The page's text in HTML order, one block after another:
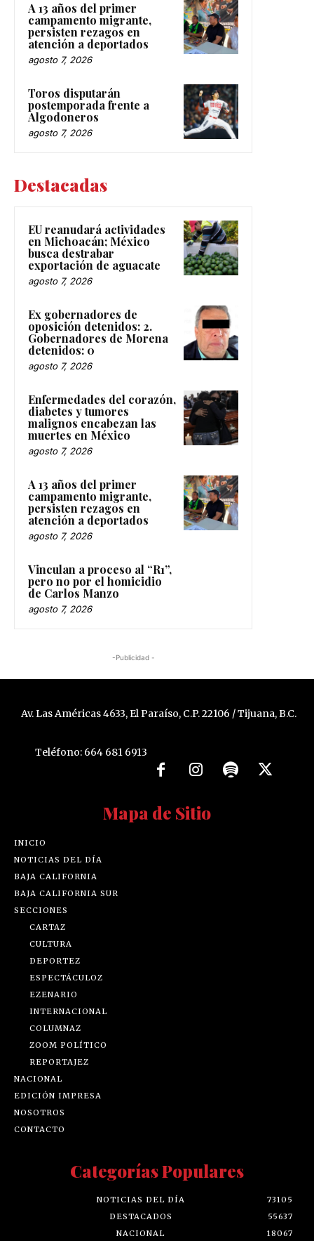
A 13 años del primer
campamento migrante,
persisten rezagos en
atención a deportados
agosto 7, 2026
Toros disputarán
postemporada frente a
Algodoneros
agosto 7, 2026
Destacadas
EU reanudará actividades
en Michoacán; México
busca destrabar
exportación de aguacate
agosto 7, 2026
Ex gobernadores de
oposición detenidos: 2.
Gobernadores de Morena
detenidos: 0
agosto 7, 2026
Enfermedades del corazón,
diabetes y tumores
malignos encabezan las
muertes en México
agosto 7, 2026
A 13 años del primer
campamento migrante,
persisten rezagos en
atención a deportados
agosto 7, 2026
Vinculan a proceso al “R1”,
pero no por el homicidio
de Carlos Manzo
agosto 7, 2026
-Publicidad -
Av. Las Américas 4633, El Paraíso, C.P. 22106 / Tijuana, B.C.
Teléfono: 664 681 6913
Mapa de Sitio
INICIO
NOTICIAS DEL DÍA
BAJA CALIFORNIA
BAJA CALIFORNIA SUR
SECCIONES
CARTAZ
CULTURA
DEPORTEZ
ESPECTÁCULOZ
EZENARIO
INTERNACIONAL
COLUMNAZ
ZOOM POLÍTICO
REPORTAJEZ
NACIONAL
EDICIÓN IMPRESA
NOSOTROS
CONTACTO
Categorías Populares
NOTICIAS DEL DÍA
73105
DESTACADOS
55637
NACIONAL
18067